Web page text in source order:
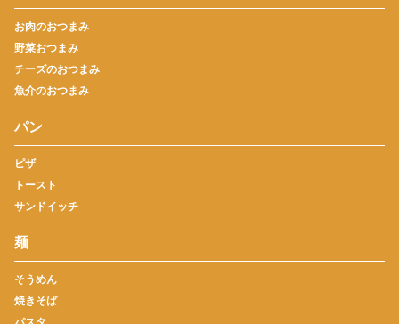
お肉のおつまみ
野菜おつまみ
チーズのおつまみ
魚介のおつまみ
パン
ピザ
トースト
サンドイッチ
麺
そうめん
焼きそば